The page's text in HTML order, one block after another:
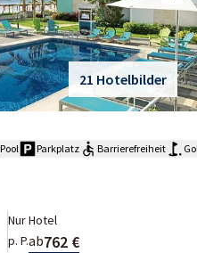
21 Hotelbilder
Pool Parkplatz Barrierefreiheit
Nur Hotel
p. P.ab762 €